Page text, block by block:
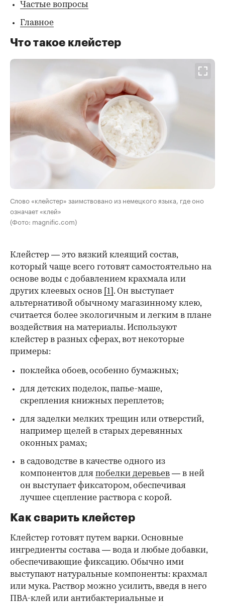
Частые вопросы
Главное
Что такое клейстер
Слово «клейстер» заимствовано из немецкого языка, где оно
означает «клей»
(Фото: magnific.com)
00:00 / 00:00
Клейстер — это вязкий клеящий состав,
который чаще всего готовят самостоятельно на
основе воды с добавлением крахмала или
других клеевых основ [1] . Он выступает
альтернативой обычному магазинному клею,
считается более экологичным и легким в плане
воздействия на материалы. Используют
клейстер в разных сферах, вот некоторые
примеры:
поклейка обоев, особенно бумажных;
для детских поделок, папье-маше,
скрепления книжных переплетов;
для заделки мелких трещин или отверстий,
например щелей в старых деревянных
оконных рамах;
в садоводстве в качестве одного из
компонентов для побелки деревьев — в ней
он выступает фиксатором, обеспечивая
лучшее сцепление раствора с корой.
Как сварить клейстер
Клейстер готовят путем варки. Основные
ингредиенты состава — вода и любые добавки,
обеспечивающие фиксацию. Обычно ими
выступают натуральные компоненты: крахмал
или мука. Раствор можно усилить, введя в него
ПВА-клей или антибактериальные и